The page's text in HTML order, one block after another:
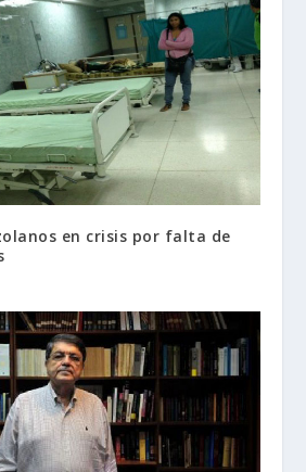
en crisis por falta de